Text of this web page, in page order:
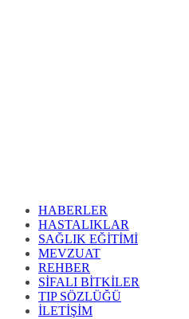
HABERLER
HASTALIKLAR
SAĞLIK EĞİTİMİ
MEVZUAT
REHBER
SİFALI BİTKİLER
TIP SÖZLÜĞÜ
İLETİŞİM